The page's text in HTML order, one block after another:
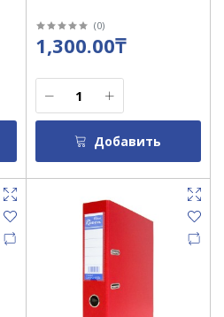
(0)
1,300.00₸
Добавить